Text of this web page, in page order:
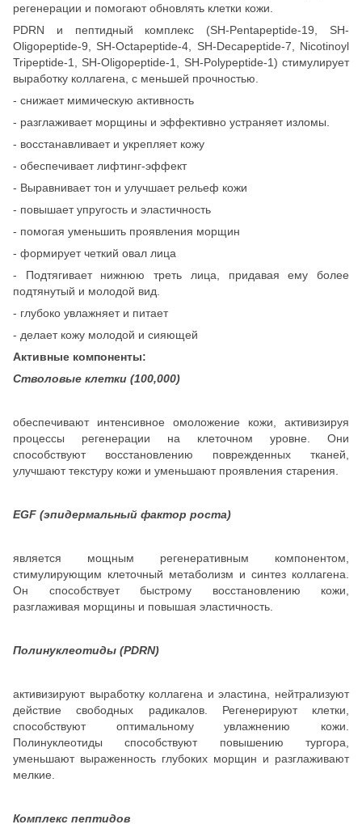
регенерации и помогают обновлять клетки кожи.
PDRN и пептидный комплекс (SH-Pentapeptide-19, SH-
Oligopeptide-9, SH-Octapeptide-4, SH-Decapeptide-7, Nicotinoyl
Tripeptide-1, SH-Oligopeptide-1, SH-Polypeptide-1) стимулирует
выработку коллагена, с меньшей прочностью.
- снижает мимическую активность
- разглаживает морщины и эффективно устраняет изломы.
- восстанавливает и укрепляет кожу
- обеспечивает лифтинг-эффект
- Выравнивает тон и улучшает рельеф кожи
- повышает упругость и эластичность
- помогая уменьшить проявления морщин
- формирует четкий овал лица
- Подтягивает нижнюю треть лица, придавая ему более
подтянутый и молодой вид.
- глубоко увлажняет и питает
- делает кожу молодой и сияющей
Активные компоненты:
Стволовые клетки (100,000)
обеспечивают интенсивное омоложение кожи, активизируя
процессы регенерации на клеточном уровне. Они
способствуют восстановлению поврежденных тканей,
улучшают текстуру кожи и уменьшают проявления старения.
EGF (эпидермальный фактор роста)
является мощным регенеративным компонентом,
стимулирующим клеточный метаболизм и синтез коллагена.
Он способствует быстрому восстановлению кожи,
разглаживая морщины и повышая эластичность.
Полинуклеотиды (PDRN)
активизируют выработку коллагена и эластина, нейтрализуют
действие свободных радикалов. Регенерируют клетки,
способствуют оптимальному увлажнению кожи.
Полинуклеотиды способствуют повышению тургора,
уменьшают выраженность глубоких морщин и разглаживают
мелкие.
Комплекс пептидов